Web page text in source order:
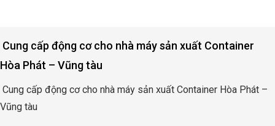
Cung cấp động cơ cho nhà máy sản xuất Container
Hòa Phát – Vũng tàu
Cung cấp động cơ cho nhà máy sản xuất Container Hòa Phát –
Vũng tàu